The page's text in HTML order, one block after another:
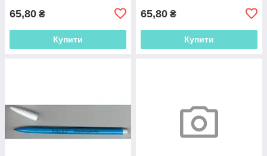
65,80 ₴
Купити
65,80 ₴
Купити